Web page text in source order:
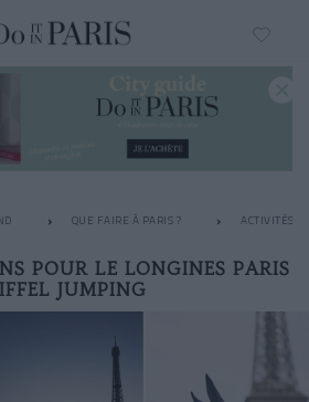
QUE FAIRE À PARIS ? ACTIVITÉS
POUR LE LONGINES PARIS
JUMPING